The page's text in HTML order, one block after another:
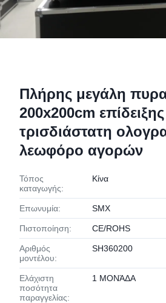
Πλήρης μεγάλη
200x200cm
τρισδιάστατη
λεωφόρο αγορών
Τόπος
καταγωγής:
Κίνα
Επωνυμία: SMX
Πιστοποίηση: CE/ROHS
Αριθμός
μοντέλου:
SH360200
Ελάχιστη
ποσότητα
παραγγελίας:
1 ΜΟΝΆΔΑ